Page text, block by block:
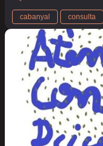
cabanyal consulta